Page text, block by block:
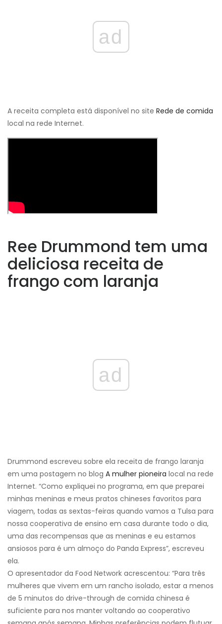
ad
A receita completa está disponível no site Rede de comida
local na rede Internet.
Ree Drummond tem uma
deliciosa receita de
frango com laranja
ad
Drummond escreveu sobre ela receita de frango laranja
em uma postagem no blog A mulher pioneira local na rede
Internet. “Como expliquei no programa, em que preparei
minhas meninas e meus pratos chineses favoritos para
viagem, todas as sextas-feiras quando vamos a Tulsa para
nossa cooperativa de ensino em casa durante todo o dia,
uma das recompensas que as meninas e eu estamos
ansiosos para é um almoço do Panda Express”, escreveu
ela.
O apresentador da Food Network acrescentou: “Para três
mulheres que vivem em um rancho isolado, estar a menos
de 5 minutos do drive-through de comida chinesa é
suficiente para nos manter voltando ao cooperativo